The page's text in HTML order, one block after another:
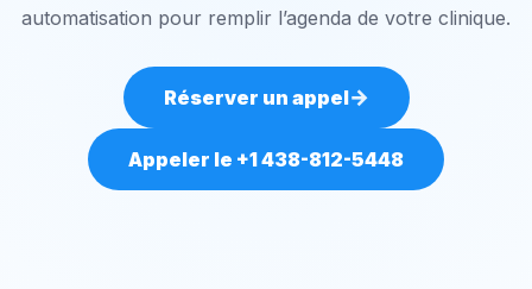
automatisation pour remplir l’agenda de votre clinique.
Réserver un appel→
Appeler le +1 438-812-5448